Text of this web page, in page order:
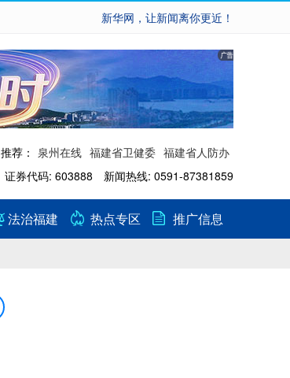
新华网，让新闻离你更近！
推荐： 泉州在线 福建省卫健委 福建省人防办
证券代码: 603888 新闻热线: 0591-87381859
法治福建 热点专区
推广信息